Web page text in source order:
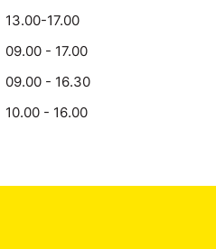
13.00-17.00
09.00 - 17.00
09.00 - 16.30
10.00 - 16.00